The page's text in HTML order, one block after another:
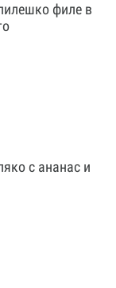
филе в
с ананас и